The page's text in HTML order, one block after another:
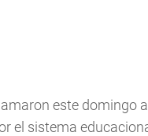
este domingo
el sistema